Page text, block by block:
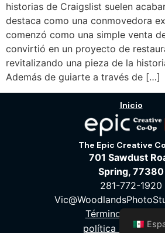
historias de Craigslist suelen
destaca como una conmovedora
comenzó como una simple venta
convirtió en un proyecto de
revitalizando una pieza de la
Además de guiarte a través de […]
Inicio
The Epic Creative
701 Sawdust
Spring, 77380
281-772-1920
Términos de
política de